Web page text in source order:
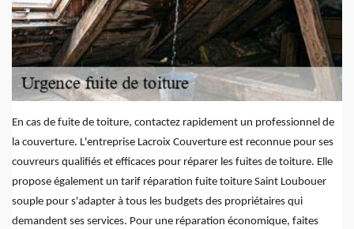
En cas de fuite de toiture, contactez rapidement un professionnel de
la couverture. L'entreprise Lacroix Couverture est reconnue pour ses
couvreurs qualifiés et efficaces pour réparer les fuites de toiture. Elle
propose également un tarif réparation fuite toiture Saint Loubouer
souple pour s'adapter à tous les budgets des propriétaires qui
demandent ses services. Pour une réparation économique, faites